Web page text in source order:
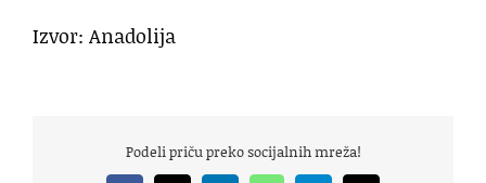
Izvor: Anadolija
Podeli priču preko socijalnih mreža!